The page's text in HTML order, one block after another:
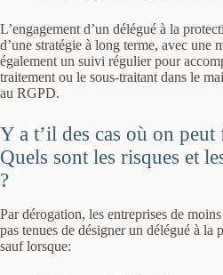
L’engagement d’un délégué à la
d’une stratégie à long terme, avec une
également un suivi régulier pour
traitement ou le sous-traitant dans le
au RGPD.
Y a t’il des cas où on peut
Quels sont les risques et
?
Par dérogation, les entreprises de
pas tenues de désigner un délégué à la
sauf lorsque: